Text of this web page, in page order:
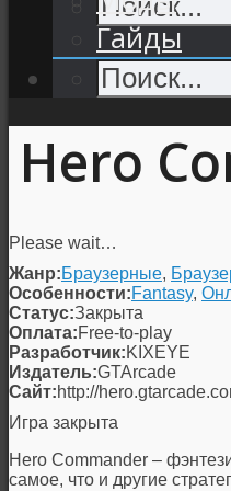
Гайды
Hero
Please wait…
Жанр:Браузерные,
Особенности:Fantasy,
Статус:Закрыта
Оплата:Free-to-play
Разработчик:KIXEYE
Издатель:GTArcade
Сайт:http://
Игра закрыта
Hero Commander –
самое, что и другие